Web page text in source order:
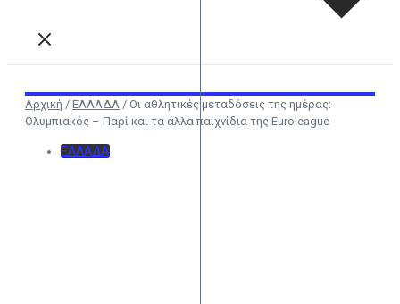
Αρχική / ΕΛΛΑΔΑ / Οι αθλητικές μεταδόσεις της ημέρας:
Ολυμπιακός – Παρί και τα άλλα παιχνίδια της Euroleague
ΕΛΛΑΔΑ